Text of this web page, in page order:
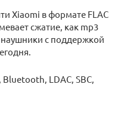
Xiaomi в формате FLAC
сжатие, как mp3
с поддержкой
LDAC, SBC,